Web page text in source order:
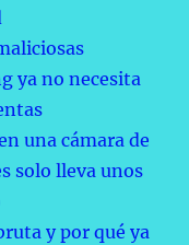
ya no necesita
una cámara de
solo lleva unos
y por qué ya